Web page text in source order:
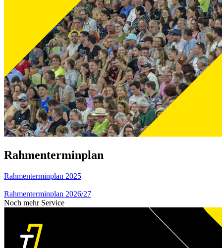
Rahmenterminplan
Rahmenterminplan 2025
Rahmenterminplan 2026/27
Noch mehr Service